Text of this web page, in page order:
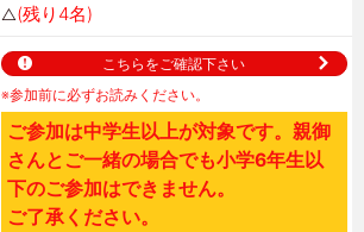
△(残り4名)
こちらをご確認下さい
※参加前に必ずお読みください。
ご参加は中学生以上が対象です。親御
さんとご一緒の場合でも小学6年生以
下のご参加はできません。
ご了承ください。